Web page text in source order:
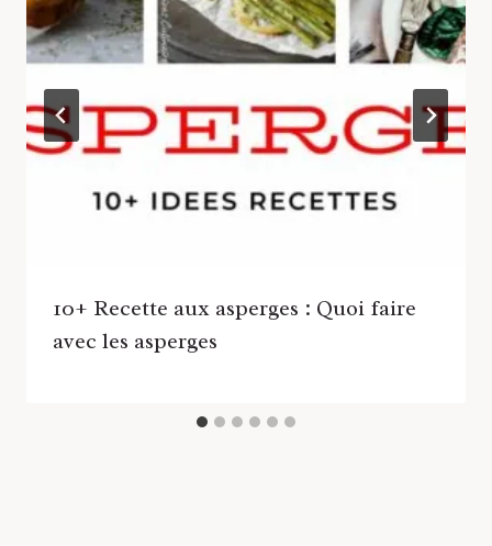
10+ Recette aux asperges : Quoi faire
avec les asperges